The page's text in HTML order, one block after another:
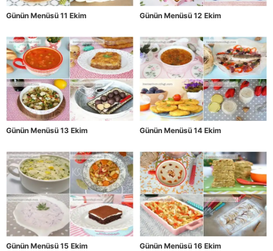
Günün Menüsü 11 Ekim Günün Menüsü 12 Ekim
Günün Menüsü 13 Ekim Günün Menüsü 14 Ekim
Günün Menüsü 15 Ekim Günün Menüsü 16 Ekim